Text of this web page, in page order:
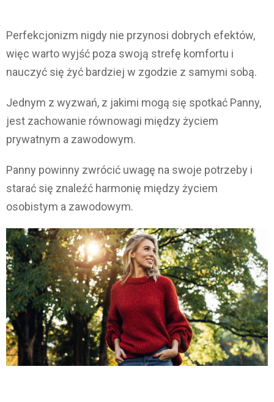
Perfekcjonizm nigdy nie przynosi dobrych efektów,
więc warto wyjść poza swoją strefę komfortu i
nauczyć się żyć bardziej w zgodzie z samymi sobą.
Jednym z wyzwań, z jakimi mogą się spotkać Panny,
jest zachowanie równowagi między życiem
prywatnym a zawodowym.
Panny powinny zwrócić uwagę na swoje potrzeby i
starać się znaleźć harmonię między życiem
osobistym a zawodowym.